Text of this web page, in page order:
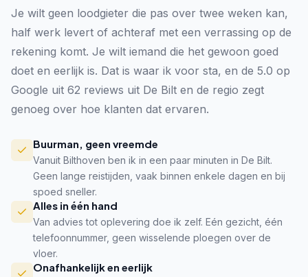
Je wilt geen loodgieter die pas over twee weken kan,
half werk levert of achteraf met een verrassing op de
rekening komt. Je wilt iemand die het gewoon goed
doet en eerlijk is. Dat is waar ik voor sta, en de 5.0 op
Google uit 62 reviews uit De Bilt en de regio zegt
genoeg over hoe klanten dat ervaren.
Buurman, geen vreemde
Vanuit Bilthoven ben ik in een paar minuten in De Bilt.
Geen lange reistijden, vaak binnen enkele dagen en bij
spoed sneller.
Alles in één hand
Van advies tot oplevering doe ik zelf. Eén gezicht, één
telefoonnummer, geen wisselende ploegen over de
vloer.
Onafhankelijk en eerlijk